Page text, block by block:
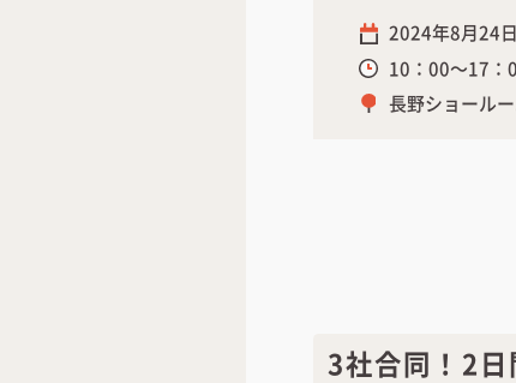
2024年8月24
10：00～17：
長野ショール
3社合同！2